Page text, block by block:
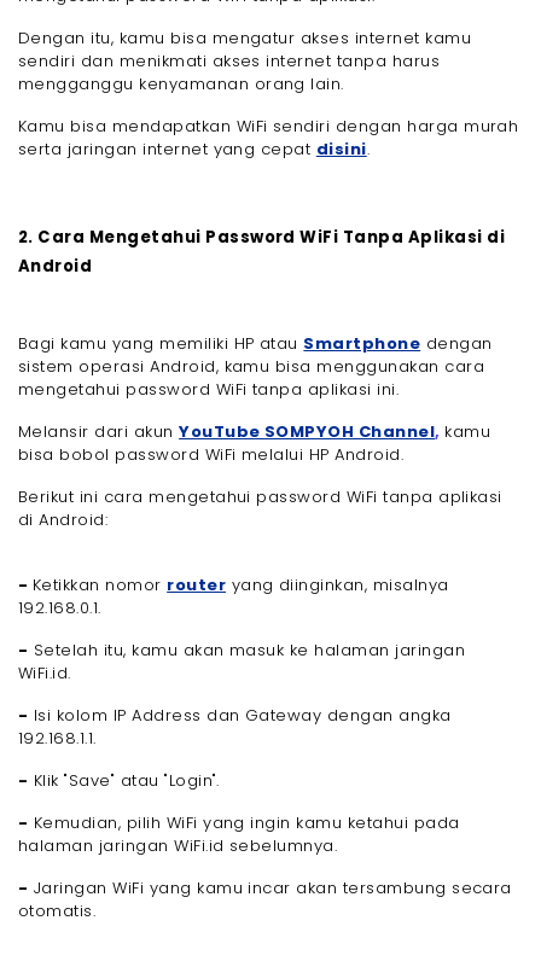
Dengan itu, kamu bisa mengatur akses internet kamu
sendiri dan menikmati akses internet tanpa harus
mengganggu kenyamanan orang lain.
Kamu bisa mendapatkan WiFi sendiri dengan harga murah
serta jaringan internet yang cepat disini.
2. Cara Mengetahui Password WiFi Tanpa Aplikasi di
Android
Bagi kamu yang memiliki HP atau Smartphone dengan
sistem operasi Android, kamu bisa menggunakan cara
mengetahui password WiFi tanpa aplikasi ini.
Melansir dari akunYouTube SOMPYOH Channel, kamu
bisa bobol password WiFi melalui HP Android.
Berikut ini cara mengetahui password WiFi tanpa aplikasi
di Android:
- Ketikkan nomor router yang diinginkan, misalnya
192.168.0.1.
- Setelah itu, kamu akan masuk ke halaman jaringan
WiFi.id.
- Isi kolom IP Address dan Gateway dengan angka
192.168.1.1.
- Klik "Save" atau "Login".
- Kemudian, pilih WiFi yang ingin kamu ketahui pada
halaman jaringan WiFi.id sebelumnya.
- Jaringan WiFi yang kamu incar akan tersambung secara
otomatis.